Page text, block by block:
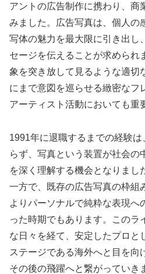
アントの広告制作に携わり、商
みました。広告写真は、個人の
写体の魅力を最大限に引き出し
セージを伝えることが求められ
象を突き放して見るような適切
にまで意図を巡らせる緻密なフ
アーティスト活動においても重
1991年に退職するまでの経験は
らず、写真という装置が社会の
を深く理解する機会となりまし
一方で、既存の広告写真の枠組
よりパーソナルで純粋な表現へ
った時期でもあります。このラ
な日々を経て、安定したプロと
ステージである海外へと目を向
その後の飛躍へと繋がっていき